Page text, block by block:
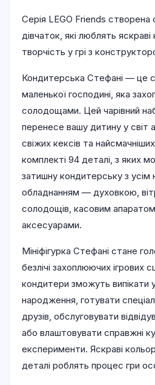
Серія LEGO Friends створена
дівчаток, які люблять
творчість у грі з
Кондитерська Стефані — це
маленької господині, яка
солодощами. Цей чарівний
перенесе вашу дитину у світ
свіжих кексів та
комплекті 94 деталі, з яких
затишну кондитерську з усім
обладнанням — духовкою,
солодощів, касовим
аксесуарами.
Мініфігурка Стефані стане
безлічі захоплюючих ігрових
кондитери зможуть випікати
народження, готувати
друзів, обслуговувати
або влаштовувати справжні
експерименти. Яскраві
деталі роблять процес гри